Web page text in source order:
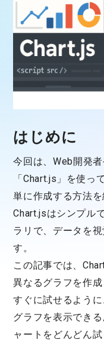
はじめに
今回は、Web開発
「Chart.js」を使っ
単に作成する方法を
Chart.jsはシンプル
ラリで、データを
す。
この記事では、
異なるグラフを作成
すぐに試せるよう
グラフを表示でき
ャートをどんどん